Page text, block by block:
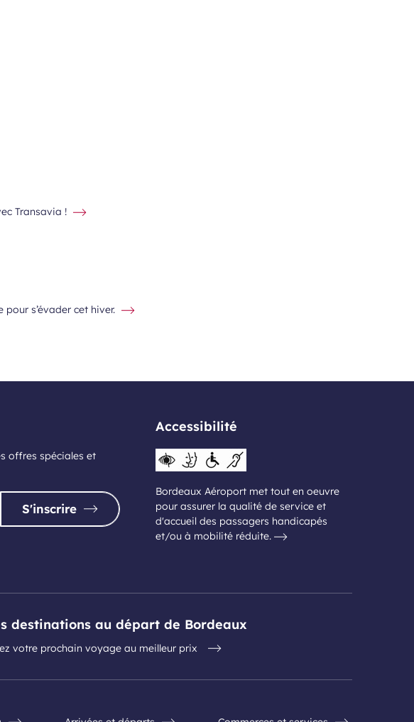
Transavia !
s’évader cet hiver.
offres spéciales et
S'inscrire
Accessibilité
Bordeaux Aéroport met tout en oeuvre
pour assurer la qualité de service et
d'accueil des passagers handicapés
et/ou à mobilité réduite.
destinations au départ de Bordeaux
votre prochain voyage au meilleur prix